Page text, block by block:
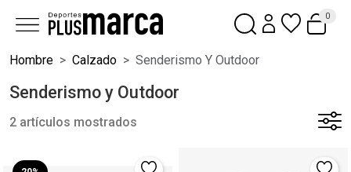
0
Hombre Calzado Senderismo Y Outdoor
Senderismo y Outdoor
2 artículos mostrados